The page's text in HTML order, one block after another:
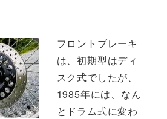
フロントブレーキ
は、初期型はディ
スク式でしたが、
1985年には、なん
とドラム式に変わ